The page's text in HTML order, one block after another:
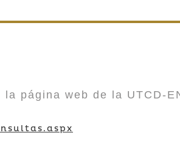
página web de la UTCD-